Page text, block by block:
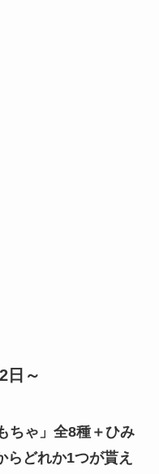
日～
ちゃ」全8種＋ひみ
らどれか1つが貰え